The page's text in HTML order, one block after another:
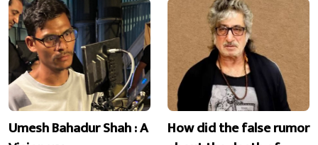
Umesh Bahadur Shah : A
How did the false rumor